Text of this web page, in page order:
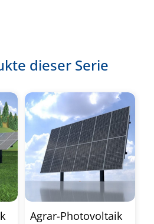
dieser Serie
Agrar-Photovoltaik